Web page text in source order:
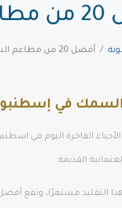
أفضل 20 من مطاعم السمك في إسطنبول
في
الفاخرة اليوم في
القديمة.
هذا التقليد مستمرًا،